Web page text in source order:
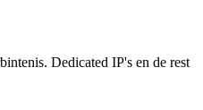
Dedicated IP's en de rest